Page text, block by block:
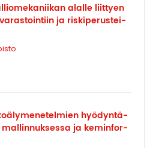
alal­le liit­tyen
ja ris­ki­pe­rus­tei­
hyö­dyn­tä­
ja ke­min­for­